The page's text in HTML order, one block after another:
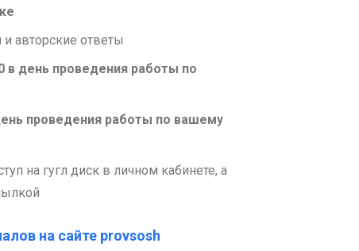
авторские ответы
в день проведения работы по
проведения работы по вашему
на гугл диск в личном кабинете, а
на сайте provsosh